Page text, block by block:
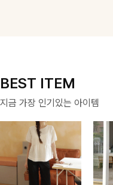
BEST ITEM
지금 가장 인기있는 아이템